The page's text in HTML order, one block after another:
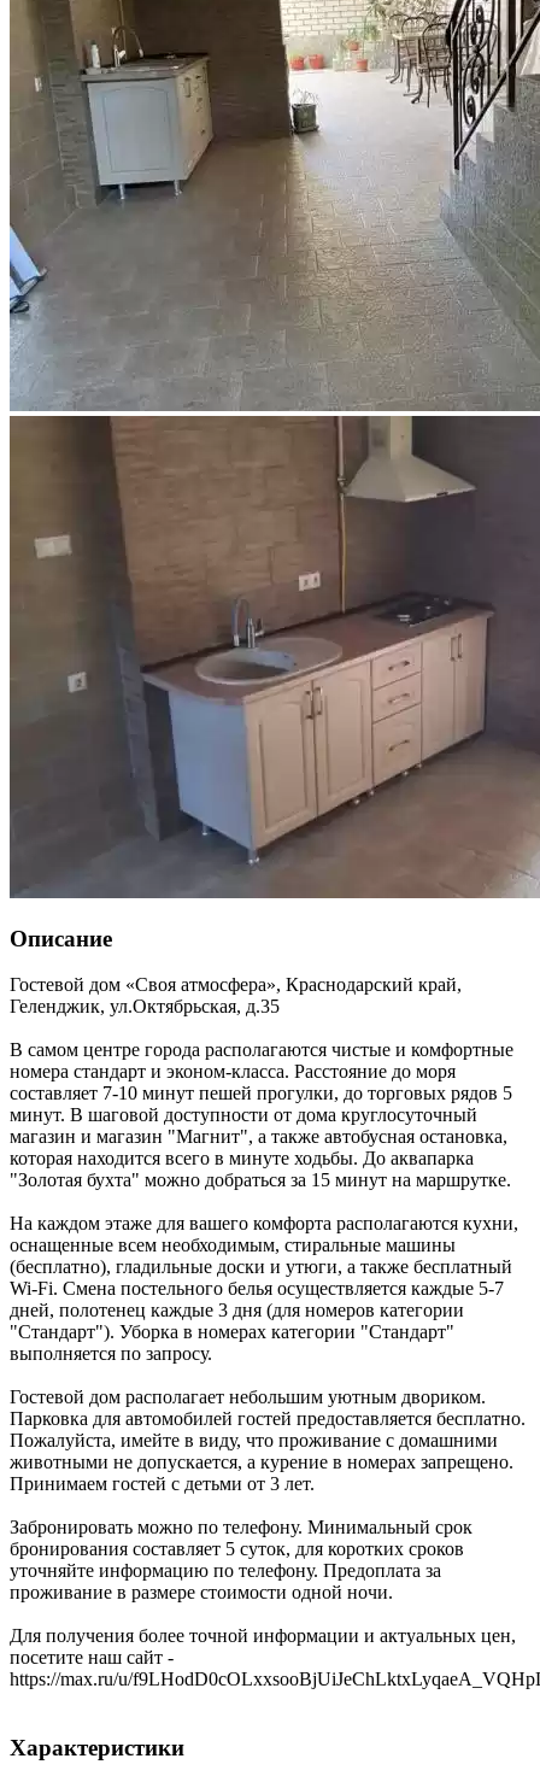
Описание
Гостевой дом «Своя атмосфера», Краснодарский край,
Геленджик, ул.Октябрьская, д.35
В самом центре города располагаются чистые и комфортные
номера стандарт и эконом-класса. Расстояние до моря
составляет 7-10 минут пешей прогулки, до торговых рядов 5
минут. В шаговой доступности от дома круглосуточный
магазин и магазин "Магнит", а также автобусная остановка,
которая находится всего в минуте ходьбы. До аквапарка
"Золотая бухта" можно добраться за 15 минут на маршрутке.
На каждом этаже для вашего комфорта располагаются кухни,
оснащенные всем необходимым, стиральные машины
(бесплатно), гладильные доски и утюги, а также бесплатный
Wi-Fi. Смена постельного белья осуществляется каждые 5-7
дней, полотенец каждые 3 дня (для номеров категории
"Стандарт"). Уборка в номерах категории "Стандарт"
выполняется по запросу.
Гостевой дом располагает небольшим уютным двориком.
Парковка для автомобилей гостей предоставляется бесплатно.
Пожалуйста, имейте в виду, что проживание с домашними
животными не допускается, а курение в номерах запрещено.
Принимаем гостей с детьми от 3 лет.
Забронировать можно по телефону. Минимальный срок
бронирования составляет 5 суток, для коротких сроков
уточняйте информацию по телефону. Предоплата за
проживание в размере стоимости одной ночи.
Для получения более точной информации и актуальных цен,
посетите наш сайт -
https://max.ru/u/
Характеристики